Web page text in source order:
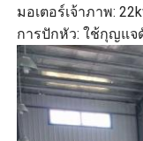
มอเตอร์เจ้าภาพ:
การปักหัว: ใช้กุญแจ